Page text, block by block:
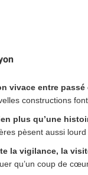
vivace entre
constructions
plus qu’une
pèsent aussi lourd
la vigilance, la
qu’un coup de